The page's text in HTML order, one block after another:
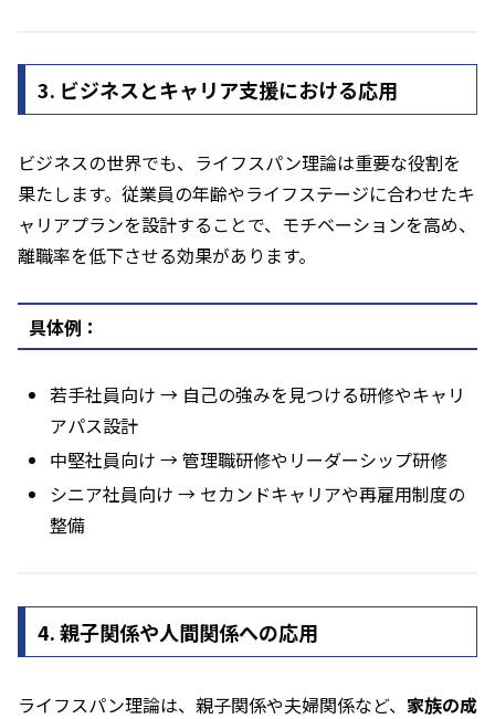
3. ビジネスとキャリア支援における応用
ビジネスの世界でも、ライフスパン理論は重要な役割を
果たします。従業員の年齢やライフステージに合わせたキ
ャリアプランを設計することで、モチベーションを高め、
離職率を低下させる効果があります。
具体例：
若手社員向け → 自己の強みを見つける研修やキャリ
アパス設計
中堅社員向け → 管理職研修やリーダーシップ研修
シニア社員向け → セカンドキャリアや再雇用制度の
整備
4. 親子関係や人間関係への応用
ライフスパン理論は、親子関係や夫婦関係など、 家族の成